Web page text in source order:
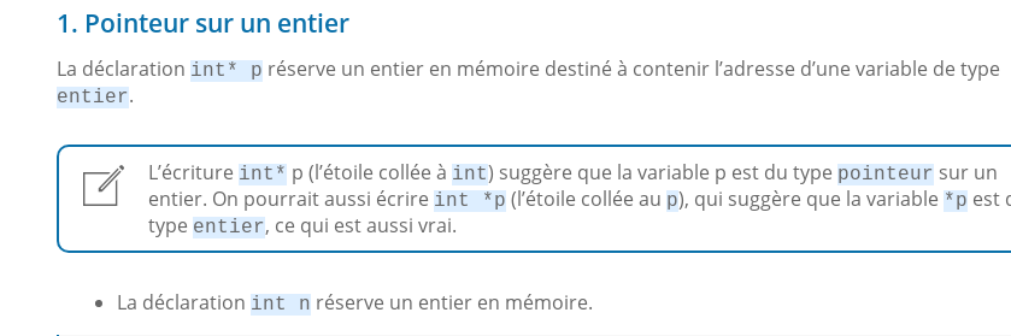
1. Pointeur sur un entier
La déclaration int* p réserve un entier en mémoire destiné à contenir l’adresse d’une variable de type
entier.
L’écriture int* p (l’étoile collée à int) suggère que la variable p est du type pointeur sur un
entier. On pourrait aussi écrire int *p (l’étoile collée au p), qui suggère que la variable *p est
type entier, ce qui est aussi vrai.
La déclaration int n réserve un entier en mémoire.